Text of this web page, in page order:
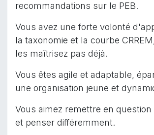
recommandations sur le PEB.
Vous avez une forte volonté
la taxonomie et la courbe
les maîtrisez pas déjà.
Vous êtes agile et adaptable,
une organisation jeune et
Vous aimez remettre en
et penser différemment.